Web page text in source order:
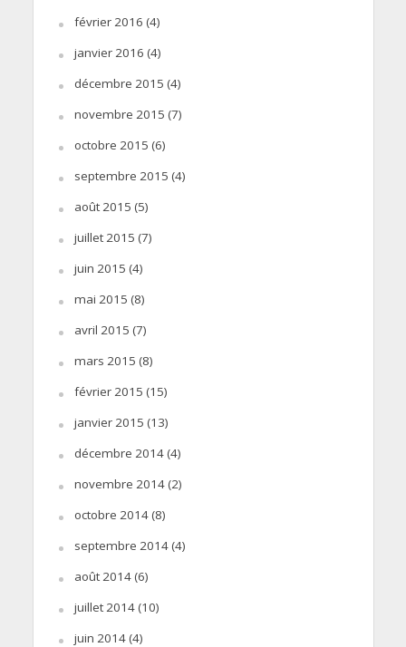
février 2016 (4)
janvier 2016 (4)
décembre 2015 (4)
novembre 2015 (7)
octobre 2015 (6)
septembre 2015 (4)
août 2015 (5)
juillet 2015 (7)
juin 2015 (4)
mai 2015 (8)
avril 2015 (7)
mars 2015 (8)
février 2015 (15)
janvier 2015 (13)
décembre 2014(4)
novembre 2014(2)
octobre 2014(8)
septembre 2014(4)
août 2014(6)
juillet 2014(10)
juin 2014(4)